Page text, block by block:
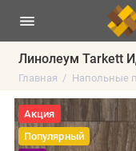
Линолеум Tarkett
Главная Напольные
Акция
Популярный